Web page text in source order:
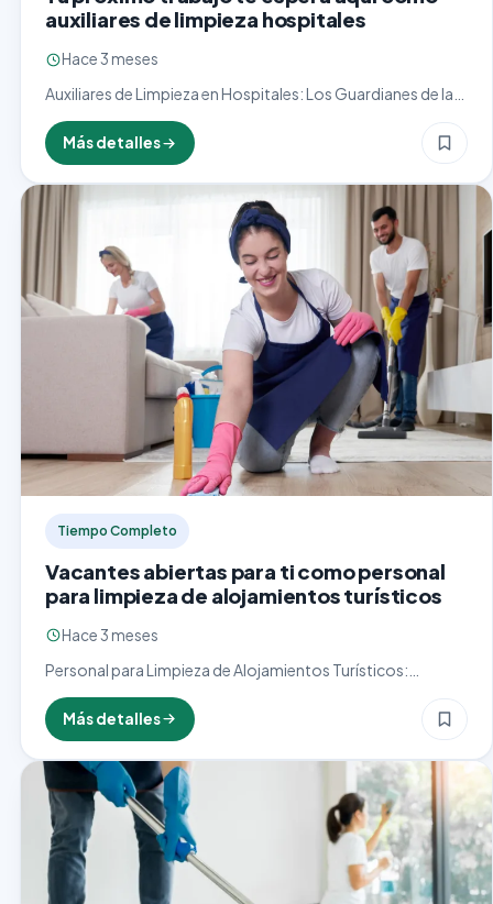
auxiliares de limpieza hospitales
Hace 3 meses
Auxiliares de Limpieza en Hospitales: Los Guardianes de la
Higiene y la Salud El cargo de auxiliar de limpieza en
hospitales es esencial para garantizar un…
Más detalles
Tiempo Completo
Vacantes abiertas para ti como personal
para limpieza de alojamientos turísticos
Hace 3 meses
Personal para Limpieza de Alojamientos Turísticos:
Garantizando Estancias Inolvidables El personal para
limpieza de alojamientos turísticos desempeña un rol
crucial en la industria hotelera y de…
Más detalles